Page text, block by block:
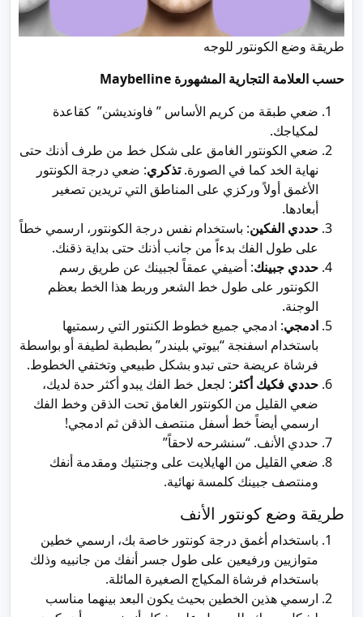
طريقة وضع الكونتور للوجه
حسب العلامة التجارية المشهورة Maybelline
ضعي طبقة من كريم الأساس ” فاونديشن” كقاعدة
لمكياجك.
ضعي الكونتور الغامق على شكل خط من طرف أذنك حتى
نهاية الخد كما في الصورة.تذكري: ضعي درجة الكونتور
الأغمق أولاً وركزي على المناطق التي تريدين تصغير
أبعادها.
حددي الفكين: باستخدام نفس درجة الكونتور، ارسمي خطاً
على طول الفك بدءاً من جانب أذنك حتى بداية ذقنك.
حددي جبينك: أضيفي عمقاً لجبينك عن طريق رسم
الكونتور على طول خط الشعر وربط هذا الخط بعظم
الوجنة.
ادمجي: ادمجي جميع خطوط الكنتور التي رسمتيها
باستخدام اسفنجة “بيوتي بليندر” بطبطبة لطيفة أو بواسطة
فرشاة عريضة حتى تبدو بشكل طبيعي وتختفي الخطوط.
حددي فكيك أكثر : لجعل خط الفك يبدو أكثر حدة لديك،
ضعي القليل من الكونتور الغامق تحت الذقن وخط الفك
ارسمي أيضاً خط أسفل منتصف الذقن ثم ادمجي!
حددي الأنف. “سنشرحه لاحقاً”
ضعي القليل من الهايلايت على وجنتيك ومقدمة أنفك
ومنتصف جبينك كلمسة نهائية.
طريقة وضع كونتور الأنف
باستخدام أغمق درجة كونتور خاصة بك، ارسمي خطين
متوازيين ورفيعين على طول جسر أنفك من جانبيه وذلك
باستخدام فرشاة المكياج الصغيرة المائلة.
ارسمي هذين الخطين بحيث يكون البعد بينهما مناسب